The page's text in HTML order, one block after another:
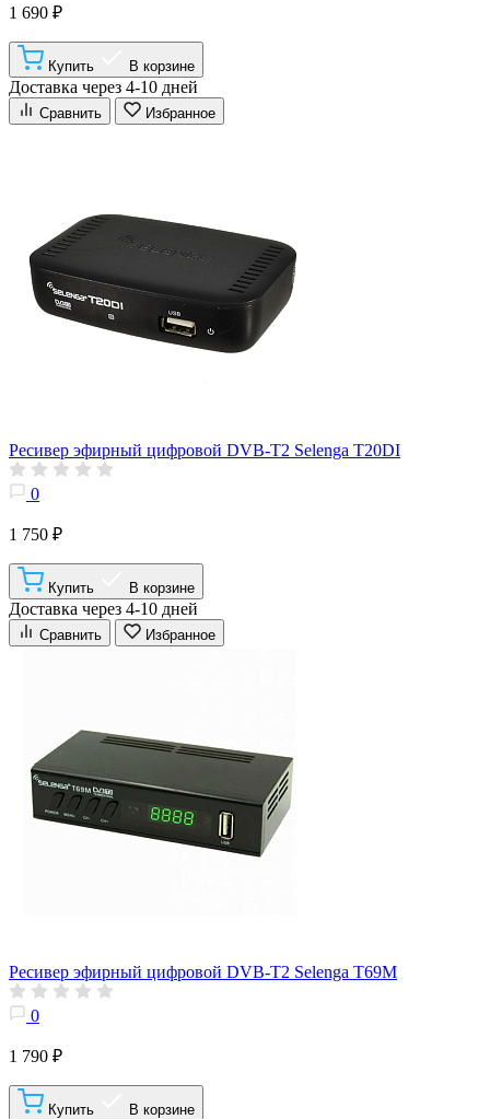
1 690 ₽
Купить В корзине
Доставка через 4-10 дней
Сравнить Избранное
Ресивер эфирный цифровой DVB-T2 Selenga T20DI
0
1 750 ₽
Купить В корзине
Доставка через 4-10 дней
Сравнить Избранное
Ресивер эфирный цифровой DVB-T2 Selenga T69M
0
1 790 ₽
Купить В корзине